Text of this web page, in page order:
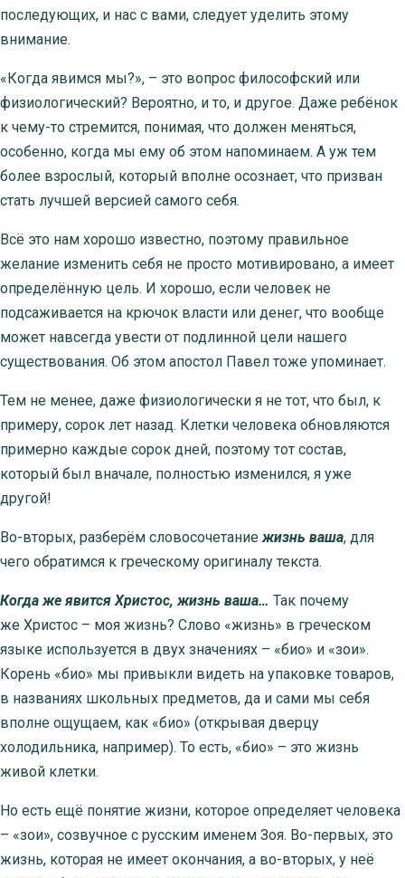
последующих, и нас с вами, следует уделить этому
внимание.
«Когда явимся мы?», – это вопрос философский или
физиологический? Вероятно, и то, и другое. Даже ребёнок
к чему-то стремится, понимая, что должен меняться,
особенно, когда мы ему об этом напоминаем. А уж тем
более взрослый, который вполне осознает, что призван
стать лучшей версией самого себя.
Всё это нам хорошо известно, поэтому правильное
желание изменить себя не просто мотивировано, а имеет
определённую цель. И хорошо, если человек не
подсаживается на крючок власти или денег, что вообще
может навсегда увести от подлинной цели нашего
существования. Об этом апостол Павел тоже упоминает.
Тем не менее, даже физиологически я не тот, что был, к
примеру, сорок лет назад. Клетки человека обновляются
примерно каждые сорок дней, поэтому тот состав,
который был вначале, полностью изменился, я уже
другой!
Во-вторых, разберём словосочетаниежизнь ваша, для
чего обратимся к греческому оригиналу текста.
Когда же явится Христос, жизнь ваша… Так почему
же Христос – моя жизнь? Слово «жизнь» в греческом
языке используется в двух значениях – «био» и «зои».
Корень «био» мы привыкли видеть на упаковке товаров,
в названиях школьных предметов, да и сами мы себя
вполне ощущаем, как «био» (открывая дверцу
холодильника, например). То есть, «био» – это жизнь
живой клетки.
Но есть ещё понятие жизни, которое определяет человека
– «зои», созвучное с русским именем Зоя. Во-первых, это
жизнь, которая не имеет окончания, а во-вторых, у неё